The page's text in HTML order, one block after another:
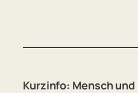
Kurzinfo: Mensch und